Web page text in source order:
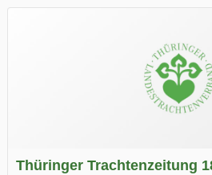
Thüringer Trachtenzeitung